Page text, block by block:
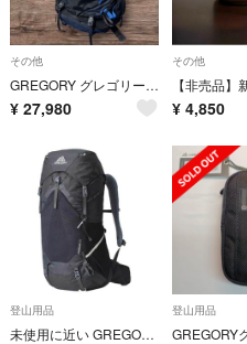
その他
GREGORY グレゴリー STOUT60 スタウト60 バックパック
¥ 27,980
その他
¥ 4,850
登山用品
未使用に近い GREGORY グレゴリー PARAGON 38L MD/LG
登山用品